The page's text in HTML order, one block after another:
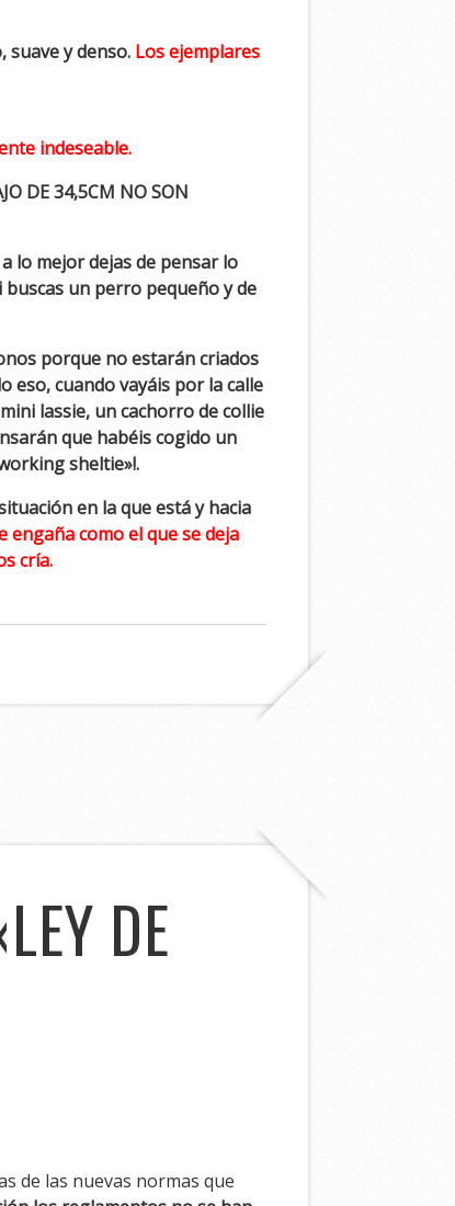
suave y denso. Los ejemplares
indeseable.
DE 34,5CM NO SON
lo mejor dejas de pensar lo
buscas un perro pequeño y de
porque no estarán criados
eso, cuando vayáis por la calle
lassie, un cachorro de collie
que habéis cogido un
sheltie»!.
en la que está y hacia
engaña como el que se deja
cría.
DE
de las nuevas normas que